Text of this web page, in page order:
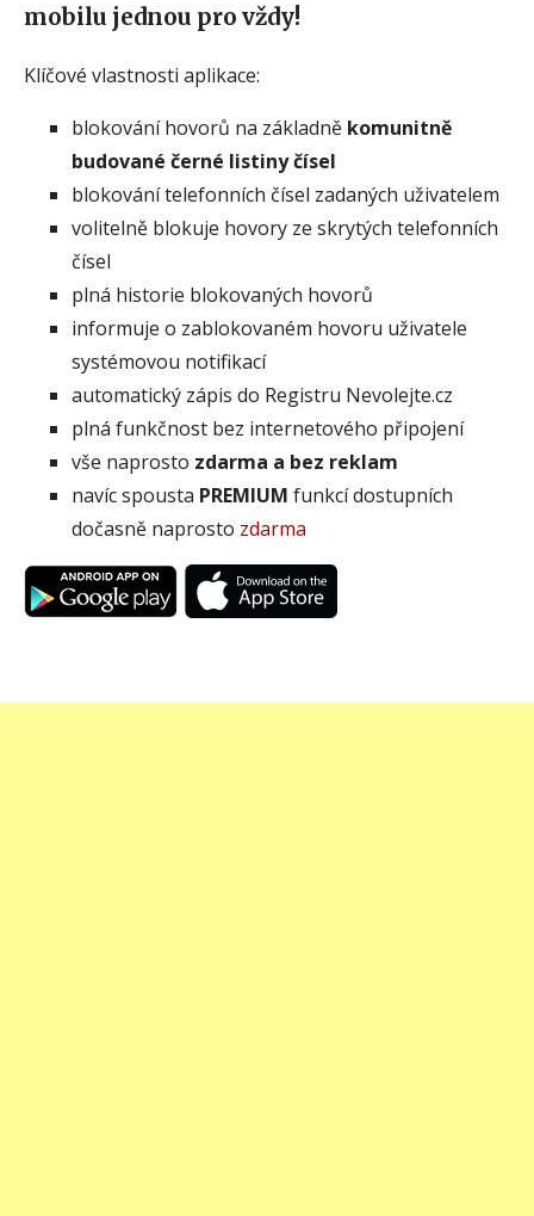
mobilu jednou pro vždy!
Klíčové vlastnosti aplikace:
blokování hovorů na základně komunitně
budované černé listiny čísel
blokování telefonních čísel zadaných uživatelem
volitelně blokuje hovory ze skrytých telefonních
čísel
plná historie blokovaných hovorů
informuje o zablokovaném hovoru uživatele
systémovou notifikací
automatický zápis do Registru Nevolejte.cz
plná funkčnost bez internetového připojení
vše naprosto zdarma a bez reklam
navíc spousta PREMIUM funkcí dostupních
dočasně naprosto zdarma